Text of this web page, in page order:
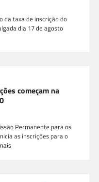
da taxa de inscrição do
dia 17 de agosto
começam na
Permanente para os
as inscrições para o